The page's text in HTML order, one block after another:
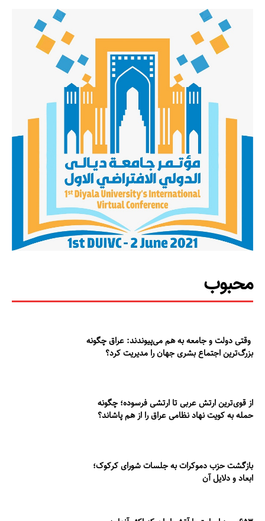
محبوب
وقتی دولت و جامعه به هم می‌پیوندند: عراق چگونه
بزرگ‌ترین اجتماع بشری جهان را مدیریت کرد؟
از قوی‌ترین ارتش عربی تا ارتشی فرسوده؛ چگونه
حمله به کویت نهاد نظامی عراق را از هم پاشاند؟
بازگشت حزب دموکرات به جلسات شورای کرکوک؛
ابعاد و دلایل آن